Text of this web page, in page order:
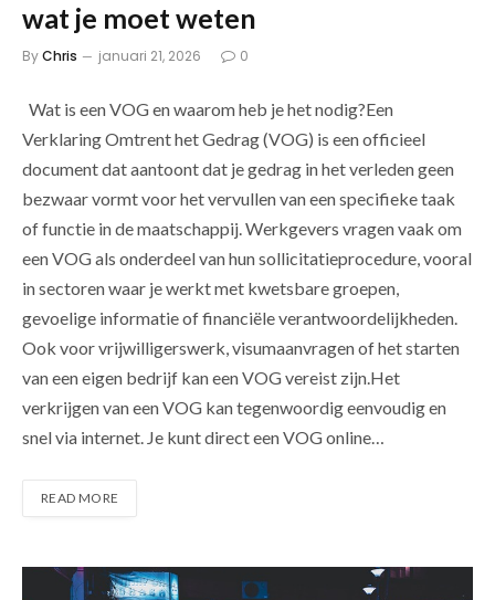
wat je moet weten
ByChris januari 21, 2026 0
Wat is een VOG en waarom heb je het nodig?Een
Verklaring Omtrent het Gedrag (VOG) is een officieel
document dat aantoont dat je gedrag in het verleden geen
bezwaar vormt voor het vervullen van een specifieke taak
of functie in de maatschappij. Werkgevers vragen vaak om
een VOG als onderdeel van hun sollicitatieprocedure, vooral
in sectoren waar je werkt met kwetsbare groepen,
gevoelige informatie of financiële verantwoordelijkheden.
Ook voor vrijwilligerswerk, visumaanvragen of het starten
van een eigen bedrijf kan een VOG vereist zijn.Het
verkrijgen van een VOG kan tegenwoordig eenvoudig en
snel via internet. Je kunt direct een VOG online…
READ MORE